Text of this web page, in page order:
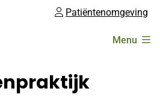
Patiëntenomgeving
Menu